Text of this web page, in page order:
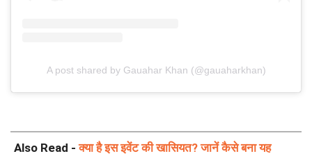
A post shared by Gauahar Khan (@gauaharkhan)
Also Read -क्या है इस इवेंट की खासियत? जानें कैसे बना यह